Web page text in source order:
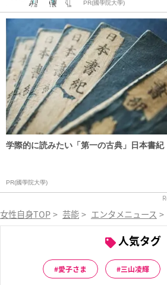
PR(國學院大學)
学際的に読みたい「第一の古典」日本書紀
PR(國學院大學)
女性自身TOP > 芸能 > エンタメニュース >
人気タグ
愛子さま 三山凌輝